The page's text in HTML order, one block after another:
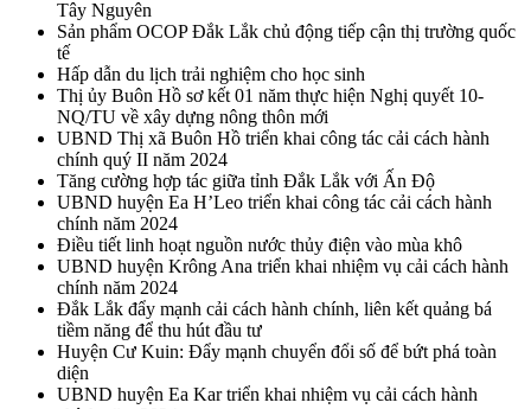
Tây Nguyên
Sản phẩm OCOP Đắk Lắk chủ động tiếp cận thị trường quốc
tế
Hấp dẫn du lịch trải nghiệm cho học sinh
Thị ủy Buôn Hồ sơ kết 01 năm thực hiện Nghị quyết 10-
NQ/TU về xây dựng nông thôn mới
UBND Thị xã Buôn Hồ triển khai công tác cải cách hành
chính quý II năm 2024
Tăng cường hợp tác giữa tỉnh Đắk Lắk với Ấn Độ
UBND huyện Ea H’Leo triển khai công tác cải cách hành
chính năm 2024
Điều tiết linh hoạt nguồn nước thủy điện vào mùa khô
UBND huyện Krông Ana triển khai nhiệm vụ cải cách hành
chính năm 2024
Đắk Lắk đẩy mạnh cải cách hành chính, liên kết quảng bá
tiềm năng để thu hút đầu tư
Huyện Cư Kuin: Đẩy mạnh chuyển đổi số để bứt phá toàn
diện
UBND huyện Ea Kar triển khai nhiệm vụ cải cách hành